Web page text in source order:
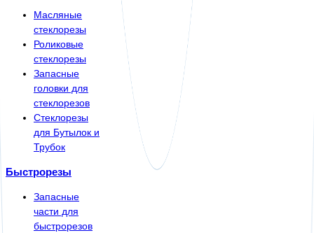
Масляные
стеклорезы
Роликовые
стеклорезы
Запасные
головки для
стеклорезов
Стеклорезы
для Бутылок и
Трубок
Быстрорезы
Запасные
части для
быстрорезов